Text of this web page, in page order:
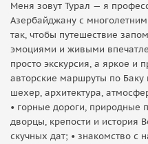
Меня зовут Турал — я
Азербайджану с
так, чтобы путешествие
эмоциями и живыми
просто экскурсия, а яркое и
авторские маршруты по
шехер, архитектура,
• горные дороги, природные
дворцы, крепости и история
скучных дат; • знакомство с